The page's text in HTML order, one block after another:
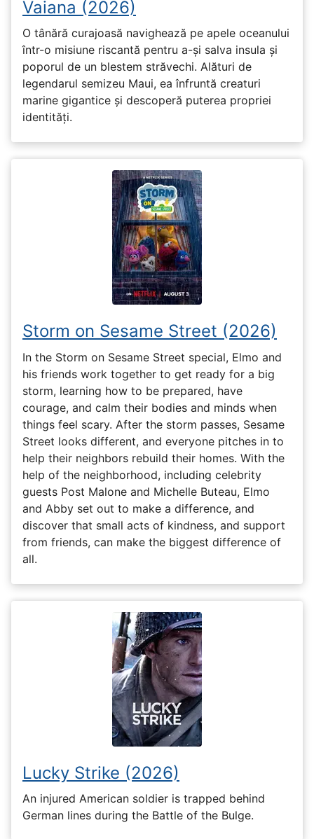
Vaiana (2026)
O tânără curajoasă navighează pe apele oceanului
într-o misiune riscantă pentru a-și salva insula și
poporul de un blestem străvechi. Alături de
legendarul semizeu Maui, ea înfruntă creaturi
marine gigantice și descoperă puterea propriei
identități.
Storm on Sesame Street (2026)
In the Storm on Sesame Street special, Elmo and
his friends work together to get ready for a big
storm, learning how to be prepared, have
courage, and calm their bodies and minds when
things feel scary. After the storm passes, Sesame
Street looks different, and everyone pitches in to
help their neighbors rebuild their homes. With the
help of the neighborhood, including celebrity
guests Post Malone and Michelle Buteau, Elmo
and Abby set out to make a difference, and
discover that small acts of kindness, and support
from friends, can make the biggest difference of
all.
Lucky Strike (2026)
An injured American soldier is trapped behind
German lines during the Battle of the Bulge.